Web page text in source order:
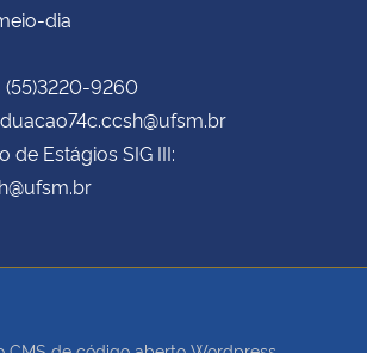
dia
(55)3220-9260
de Estágios SIG III: